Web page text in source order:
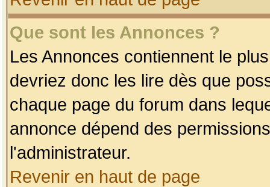
Que sont les Annonces ?
Les Annonces contiennent le
devriez donc les lire dès que
chaque page du forum dans
annonce dépend des
l'administrateur.
Revenir en haut de page